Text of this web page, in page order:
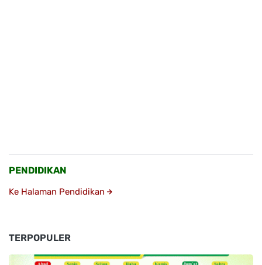
PENDIDIKAN
Ke Halaman Pendidikan
TERPOPULER